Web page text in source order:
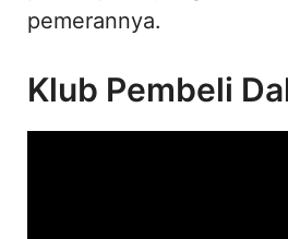
pemerannya.
Klub Pembeli